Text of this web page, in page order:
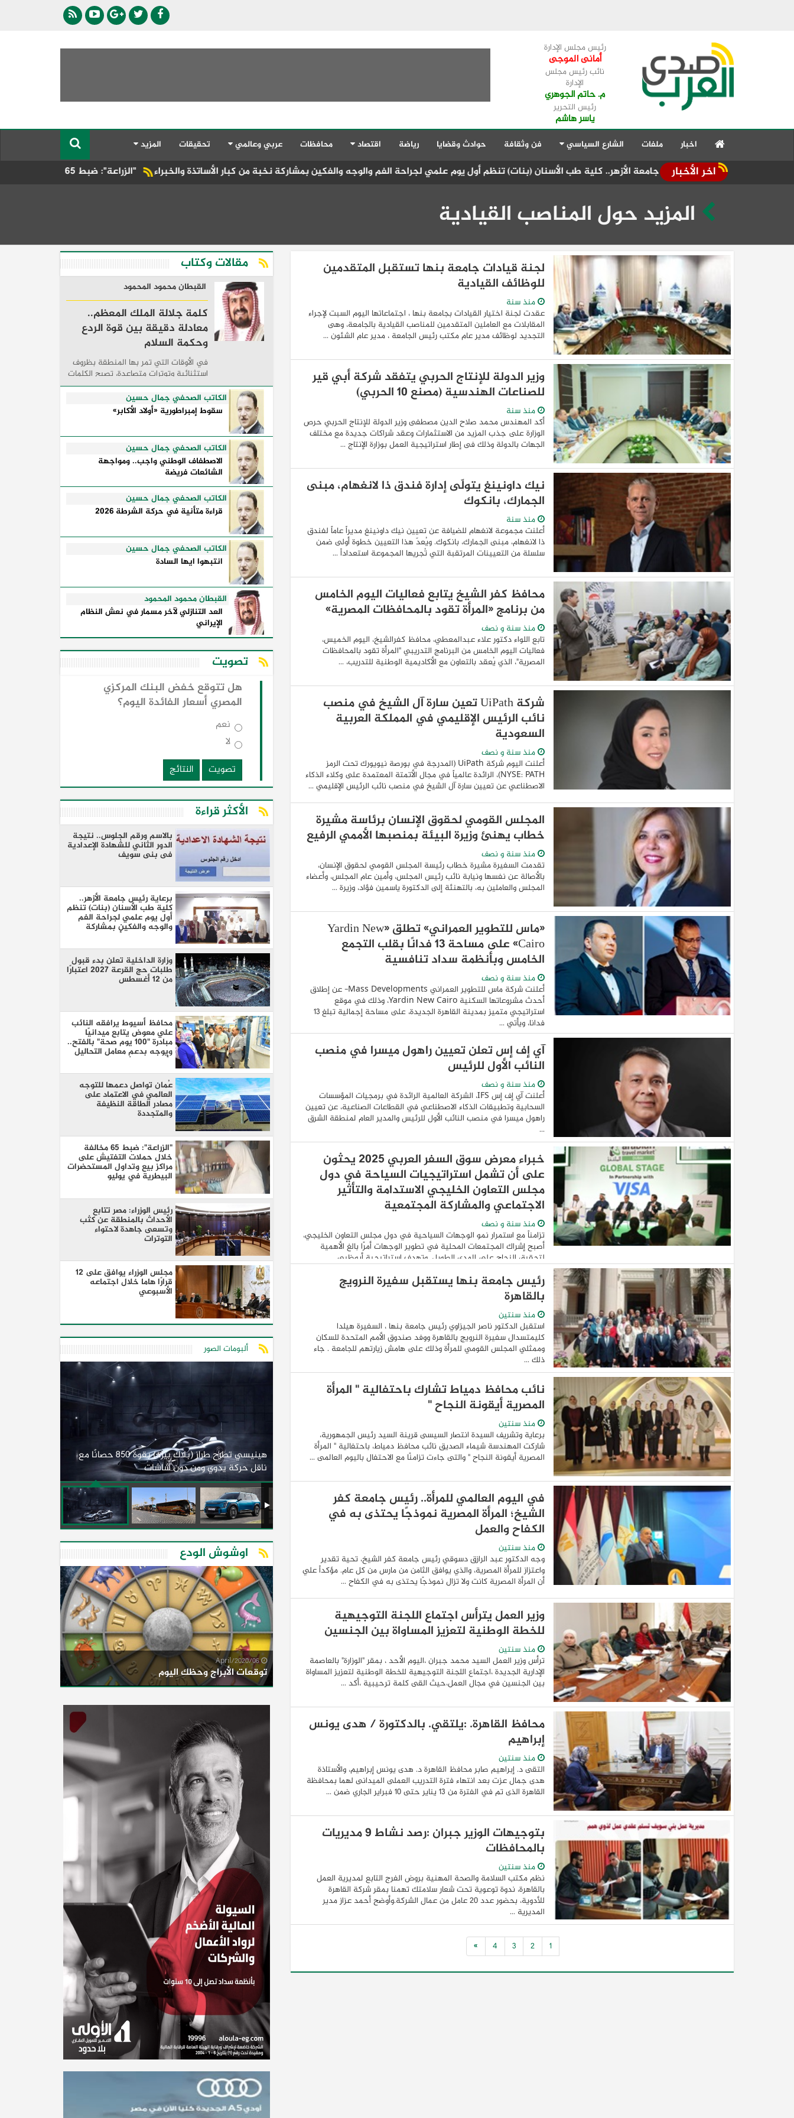
رئيس مجلس الإدارة
أمانى الموجى
نائب رئيس مجلس
الإدارة
م. حاتم الجوهري
رئيس التحرير
ياسر هاشم
اخبار ملفات الشارع السياسي فن وثقافة حوادث وقضايا رياضة اقتصاد محافظات عربي وعالمي تحقيقات المزيد
اخر الأخبار "الزراعة": ضبط 65 مخالفة خلال حملات التفتيش على مراكز بيع وتداول المستحضرات البيطرية في يوليو برعاية رئيس جامعة الأزهر.. كلية طب الأسنان (بنات) تنظم أول يوم علمي لجراحة الفم والوجه والفكين بمشاركة نخبة من كبار الأساتذة والخبراء
المزيد حول المناصب القيادية
لجنة قيادات جامعة بنها تستقبل المتقدمين
للوظائف القيادية
منذ سنة
عقدت لجنة اختيار القيادات بجامعة بنها ، اجتماعاتها اليوم السبت لإجراء
المقابلات مع العاملين المتقدمين للمناصب القيادية بالجامعة، وهى
التجديد لوظائف مدير عام مكتب رئيس الجامعة ، مدير عام الشئون ...
وزير الدولة للإنتاج الحربي يتفقد شركة أبي قير
للصناعات الهندسية (مصنع 10 الحربي)
منذ سنة
أكد المهندس محمد صلاح الدين مصطفى وزير الدولة للإنتاج الحربي حرص
الوزارة على جذب المزيد من الاستثمارات وعقد شراكات جديدة مع مختلف
الجهات بالدولة وذلك فى إطار استراتيجية العمل بوزارة الإنتاج ...
نيك داونينغ يتولّى إدارة فندق ذا لانغهام، مبنى
الجمارك، بانكوك
منذ سنة
أعلنت مجموعة لانغهام للضيافة عن تعيين نيك داونينغ مديراً عاماً لفندق
ذا لانغهام، مبنى الجمارك، بانكوك. ويُعدّ هذا التعيين خطوة أولى ضمن
سلسلة من التعيينات المرتقبة التي تُجريها المجموعة استعداداً ...
محافظ كفر الشيخ يتابع فعاليات اليوم الخامس
من برنامج «المرأة تقود بالمحافظات المصرية»
منذ سنة و نصف
تابع اللواء دكتور علاء عبدالمعطي، محافظ كفرالشيخ، اليوم الخميس،
فعاليات اليوم الخامس من البرنامج التدريبي "المرأة تقود بالمحافظات
المصرية"، الذي يُعقد بالتعاون مع الأكاديمية الوطنية للتدريب، ...
شركة UiPath تعين سارة آل الشيخ في منصب
نائب الرئيس الإقليمي في المملكة العربية
السعودية
منذ سنة و نصف
أعلنت اليوم شركة UiPath (المدرجة في بورصة نيويورك تحت الرمز
NYSE: PATH)، الرائدة عالمياً في مجال الأتمتة المعتمدة على وكلاء الذكاء
الاصطناعي عن تعيين سارة آل الشيخ في منصب نائب الرئيس الإقليمي ...
المجلس القومي لحقوق الإنسان برئاسة مشيرة
خطاب يهنئ وزيرة البيئة بمنصبها الأممي الرفيع
منذ سنة و نصف
تقدمت السفيرة مشيرة خطاب رئيسة المجلس القومي لحقوق الإنسان،
بالأصالة عن نفسها ونيابة نائب رئيس المجلس، وأمين عام المجلس، وأعضاء
المجلس والعاملين به، بالتهنئة إلى الدكتورة ياسمين فؤاد، وزيرة ...
«ماس للتطوير العمراني» تطلق «Yardin New
Cairo» على مساحة 13 فدانًا بقلب التجمع
الخامس وبأنظمة سداد تنافسية
منذ سنة و نصف
أعلنت شركة ماس للتطوير العمراني Mass Developments- عن إطلاق
أحدث مشروعاتها السكنية Yardin New Cairo، وذلك في موقع
استراتيجي متميز بمدينة القاهرة الجديدة، على مساحة إجمالية تبلغ 13
فدانا، ويأتي ...
آي إف إس تعلن تعيين راهول ميسرا في منصب
النائب الأول للرئيس
منذ سنة و نصف
أعلنت آي إف إس IFS، الشركة العالمية الرائدة في برمجيات المؤسسات
السحابية وتطبيقات الذكاء الاصطناعي في القطاعات الصناعية، عن تعيين
راهول ميسرا في منصب النائب الأول للرئيس والمدير العام لمنطقة الشرق
...
خبراء معرض سوق السفر العربي 2025 يحثون
على أن تشمل استراتيجيات السياحة في دول
مجلس التعاون الخليجي الاستدامة والتأثير
الاجتماعي والمشاركة المجتمعية
منذ سنة و نصف
تزامناً مع استمرار نمو الوجهات السياحية في دول مجلس التعاون الخليجي،
أصبح إشراك المجتمعات المحلية في تطوير الوجهات أمرًا بالغ الأهمية
لتحقيق النجاح على المدى الطويل. وتهدف استراتيجية أبوظبي ...
رئيس جامعة بنها يستقبل سفيرة النرويج
بالقاهرة
منذ سنتين
استقبل الدكتور ناصر الجيزاوي رئيس جامعة بنها ، السفيرة هيلدا
كليمتسدال سفيرة النرويج بالقاهرة ووفد صندوق الأمم المتحدة للسكان
وممثلي المجلس القومي للمرأة وذلك على هامش زيارتهم للجامعة . جاء
ذلك ...
نائب محافظ دمياط تشارك باحتفالية " المرأة
المصرية أيقونة النجاح "
منذ سنتين
برعاية وتشريف السيدة انتصار السيسى قرينة السيد رئيس الجمهورية،
شاركت المهندسة شيماء الصديق نائب محافظ دمياط، باحتفالية " المرأة
المصرية أيقونة النجاح " والتى جاءت تزامنًا مع الاحتفال باليوم العالمى ...
في اليوم العالمي للمرأة.. رئيس جامعة كفر
الشيخ؛ المرأة المصرية نموذجًا يحتذى به في
الكفاح والعمل
منذ سنتين
وجه الدكتور عبد الرازق دسوقي رئيس جامعة كفر الشيخ، تحية تقدير
واعتزاز للمرأة المصرية، والذي يوافق الثامن من مارس من كل عام. مؤكداً علي
أن المرأة المصرية كانت ولا تزال نموذجًا يحتذى به في الكفاح ...
وزير العمل يترأس اجتماع اللجنة التوجيهية
للخطة الوطنية لتعزيز المساواة بين الجنسين
منذ سنتين
ترأس وزير العمل السيد محمد جبران ،اليوم الأحد ، بمقر "الوزارة" بالعاصمة
الإدارية الجديدة ،اجتماع اللجنة التوجيهية للخطة الوطنية لتعزيز المساواة
بين الجنسين في مجال العمل،حيث القى كلمة ترحيبية ،أكد ...
محافظ القاهرة. :يلتقي. بالدكتورة / هدى يونس
إبراهيم
منذ سنتين
التقى د. إبراهيم صابر محافظ القاهرة د. هدى يونس إبراهيم، والأستاذة
هدى جمال عزت بعد انتهاء فترة التدريب العملى الميدانى لهما بمحافظة
القاهرة الذى تم في الفترة من ١٣ يناير حتى ١٠ فبراير الجاري ضمن ...
بتوجيهات الوزير جبران :رصد نشاط 9 مديريات
بالمحافظات
منذ سنتين
نظم مكتب السلامة والصحة المهنية بروض الفرج التابع لمديرية العمل
بالقاهرة، ندوة توعوية تحت شعار سلامتك تهمنا بمقر شركة القاهرة
للأدوية، بحضور عدد 20 عامل من عمال الشركة.وأوضح أحمد عزاز مدير
المديرية ...
1
2
3
4
»
مقالات وكتاب
القبطان محمود المحمود
كلمة جلالة الملك المعظم..
معادلة دقيقة بين قوة الردع
وحكمة السلام
في الأوقات التي تمر بها المنطقة بظروف
استثنائية وتوترات متصاعدة، تصبح الكلمات
السياسية أكثر من مجرد مواقف معلنة؛ فهي
تكشف طريقة تفكير الدول، وكيفية إدارتها
للأزمات، والحدود التي تفصل بين القوة ...
الكاتب الصحفي جمال حسين
سقوط إمبراطورية «أولاد الأكابر»
الكاتب الصحفي جمال حسين
الاصطفاف الوطني واجب.. ومواجهة
الشائعات فريضة
الكاتب الصحفي جمال حسين
قراءة متأنية في حركة الشرطة 2026
الكاتب الصحفي جمال حسين
انتبهوا ايها السادة
القبطان محمود المحمود
العد التنازلي لآخر مسمار في نعش النظام
الإيراني
تصويت
هل تتوقع خفض البنك المركزي
المصري أسعار الفائدة اليوم؟
نعم
لا
تصويت
النتائج
الأكثر قراءة
بالاسم ورقم الجلوس.. نتيجة
الدور الثاني للشهادة الإعدادية
فى بنى سويف
برعاية رئيس جامعة الأزهر..
كلية طب الأسنان (بنات) تنظم
أول يوم علمي لجراحة الفم
والوجه والفكين بمشاركة
نخبة من كبار الأساتذة والخبراء
وزارة الداخلية تعلن بدء قبول
طلبات حج القرعة 2027 اعتبارًا
من 12 أغسطس
محافظ أسيوط يرافقه النائب
علي معوض يتابع ميدانيًا
مبادرة "100 يوم صحة" بالفتح..
ويوجه بدعم معامل التحاليل
بأجهزة حديثة
عُمان تواصل دعمها للتوجه
العالمي في الاعتماد على
مصادر الطاقة النظيفة
والمتجددة
"الزراعة": ضبط 65 مخالفة
خلال حملات التفتيش على
مراكز بيع وتداول المستحضرات
البيطرية في يوليو
رئيس الوزراء: مصر تتابع
الأحداث بالمنطقة عن كثب
وتسعى جاهدة لاحتواء
التوترات
مجلس الوزراء يوافق على 12
قرارًا هاما خلال اجتماعه
الأسبوعي
ألبومات الصور
هينيسي تطرح طراز (بلاك بيرد) بقوة 850 حصانًا مع
ناقل حركة يدوي ومن دون شاشات
وزير النقل يدشن 20 أتوبيسًا جديدًا مكيفًا من إنتاج شركة
النصر للسيارات إلى شركة الاتحاد العربي للنقل البري كيا EV9 GT للباحثين عن متعة قيادة السيارات الكهربائية
العائلية
اوشوش الودع
06/April/2020
توقعات الأبراج وحظك اليوم